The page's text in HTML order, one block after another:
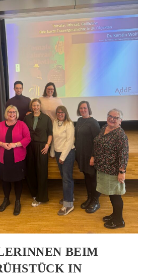
BEIM
IN